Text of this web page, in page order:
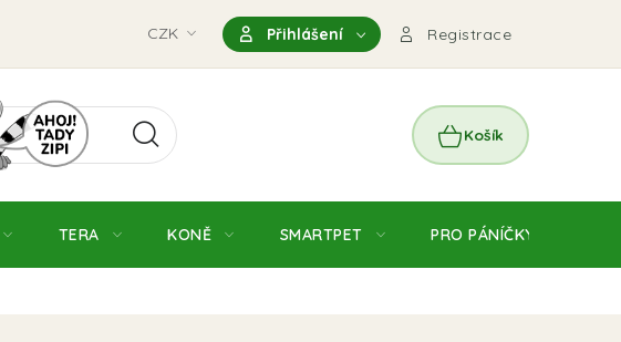
Obchodní podmínky Magazín Výdejní místo Pohořelice
CZK Přihlášení Registrace
NÁKUPNÍ
TERA KONĚ SMARTPET PRO PÁNÍČKY